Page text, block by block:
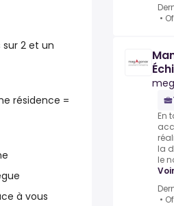
sur 2 et un
résidence =
à vous
•
En
la
le
•